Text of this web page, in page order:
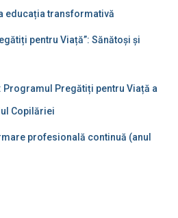
educația transformativă
pentru Viață”: Sănătoși și
Programul Pregătiți pentru Viață a
Copilăriei
profesională continuă (anul